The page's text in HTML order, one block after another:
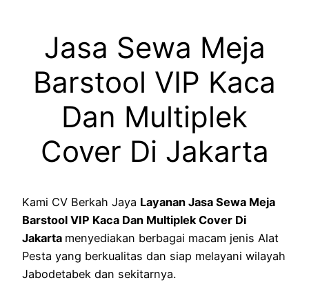
Jasa Sewa Meja
Barstool VIP Kaca
Dan Multiplek
Cover Di Jakarta
Kami CV Berkah Jaya Layanan Jasa Sewa Meja
Barstool VIP Kaca Dan Multiplek Cover Di
Jakarta menyediakan berbagai macam jenis Alat
Pesta yang berkualitas dan siap melayani wilayah
Jabodetabek dan sekitarnya.